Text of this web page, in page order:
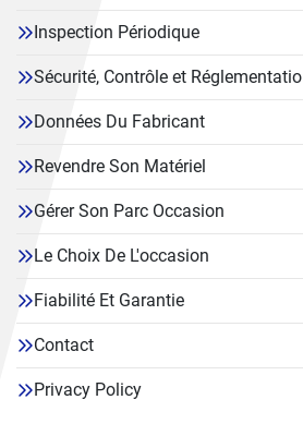
Inspection Périodique
Sécurité, Contrôle et Réglementatio
Données Du Fabricant
Revendre Son Matériel
Gérer Son Parc Occasion
Le Choix De L'occasion
Fiabilité Et Garantie
Contact
Privacy Policy